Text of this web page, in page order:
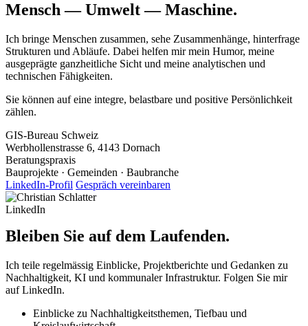
Mensch — Umwelt — Maschine.
Ich bringe Menschen zusammen, sehe Zusammenhänge, hinterfrage
Strukturen und Abläufe. Dabei helfen mir mein Humor, meine
ausgeprägte ganzheitliche Sicht und meine analytischen und
technischen Fähigkeiten.
Sie können auf eine integre, belastbare und positive Persönlichkeit
zählen.
GIS-Bureau Schweiz
Werbhollenstrasse 6, 4143 Dornach
Beratungspraxis
Bauprojekte · Gemeinden · Baubranche
LinkedIn-Profil Gespräch vereinbaren
LinkedIn
Bleiben Sie auf dem Laufenden.
Ich teile regelmässig Einblicke, Projektberichte und Gedanken zu
Nachhaltigkeit, KI und kommunaler Infrastruktur. Folgen Sie mir
auf LinkedIn.
Einblicke zu Nachhaltigkeitsthemen, Tiefbau und